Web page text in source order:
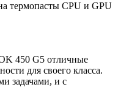
термопасты CPU и GPU
450 G5 отличные
для своего класса.
задачами, и с